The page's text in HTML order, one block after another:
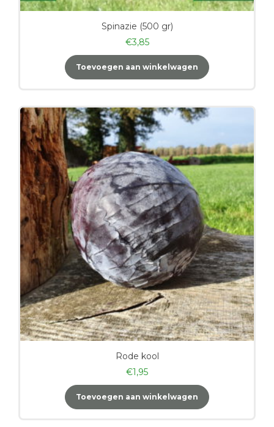
Spinazie (500 gr)
€3,85
Toevoegen aan winkelwagen
Rode kool
€1,95
Toevoegen aan winkelwagen